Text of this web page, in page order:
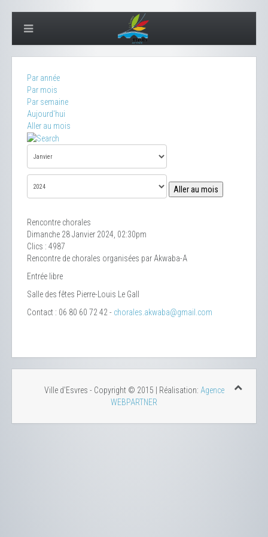
Par année
Par mois
Par semaine
Aujourd'hui
Aller au mois
Aller au mois
Rencontre chorales
Dimanche 28 Janvier 2024, 02:30pm
Clics : 4987
Rencontre de chorales organisées par Akwaba-A
Entrée libre
Salle des fêtes Pierre-Louis Le Gall
Contact : 06 80 60 72 42 - chorales.akwaba@gmail.com
Ville d'Esvres - Copyright © 2015 | Réalisation: Agence
WEBPARTNER